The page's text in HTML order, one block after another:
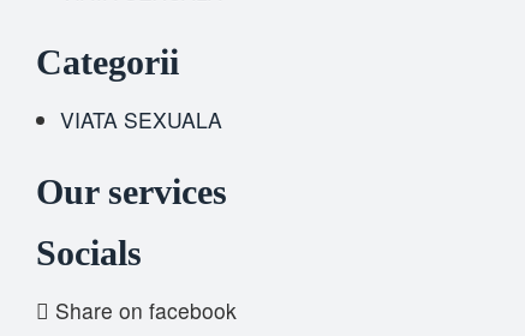
Categorii
VIATA SEXUALA
Our services
Socials
Share on facebook